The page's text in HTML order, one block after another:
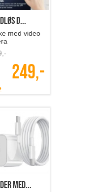
d...
med video
,-
249,-
med...